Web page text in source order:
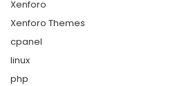
Xenforo
Xenforo Themes
cpanel
linux
php